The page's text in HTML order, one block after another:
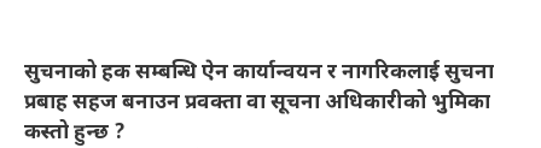
सुचनाको हक सम्बन्धि ऐन कार्यान्वयन र नागरिकलाई सुचना
प्रबाह सहज बनाउन प्रवक्ता वा सूचना अधिकारीको भुमिका
कस्तो हुन्छ ?